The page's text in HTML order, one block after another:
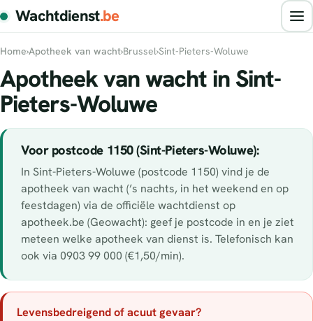
Wachtdienst.be
Home›Apotheek van wacht›Brussel›Sint-Pieters-Woluwe
Apotheek van wacht in Sint-
Pieters-Woluwe
Voor postcode 1150 (Sint-Pieters-Woluwe):
In Sint-Pieters-Woluwe (postcode 1150) vind je de
apotheek van wacht (’s nachts, in het weekend en op
feestdagen) via de officiële wachtdienst op
apotheek.be (Geowacht): geef je postcode in en je ziet
meteen welke apotheek van dienst is. Telefonisch kan
ook via 0903 99 000 (€1,50/min).
Levensbedreigend of acuut gevaar?